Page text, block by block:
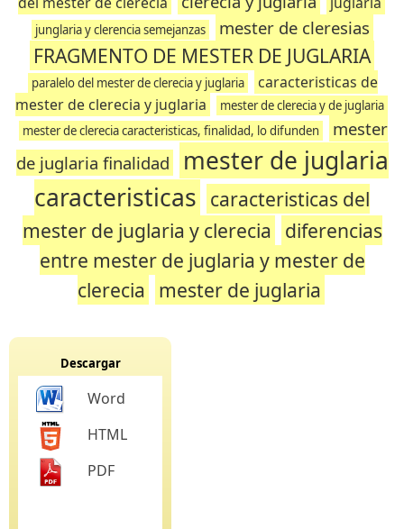
junglaria y clerencia semejanzas mester de cleresias
FRAGMENTO DE MESTER DE JUGLARIA
paralelo del mester de clerecia y juglaria
caracteristicas de
mester de clerecia y juglaria
mester de clerecia y de juglaria
mester de clerecia caracteristicas, finalidad, lo difunden
mester
de juglaria finalidad
mester de juglaria
caracteristicas caracteristicas del
mester de juglaria y clerecia diferencias
entre mester de juglaria y mester de
clerecia mester de juglaria
Descargar
Word
HTML
PDF